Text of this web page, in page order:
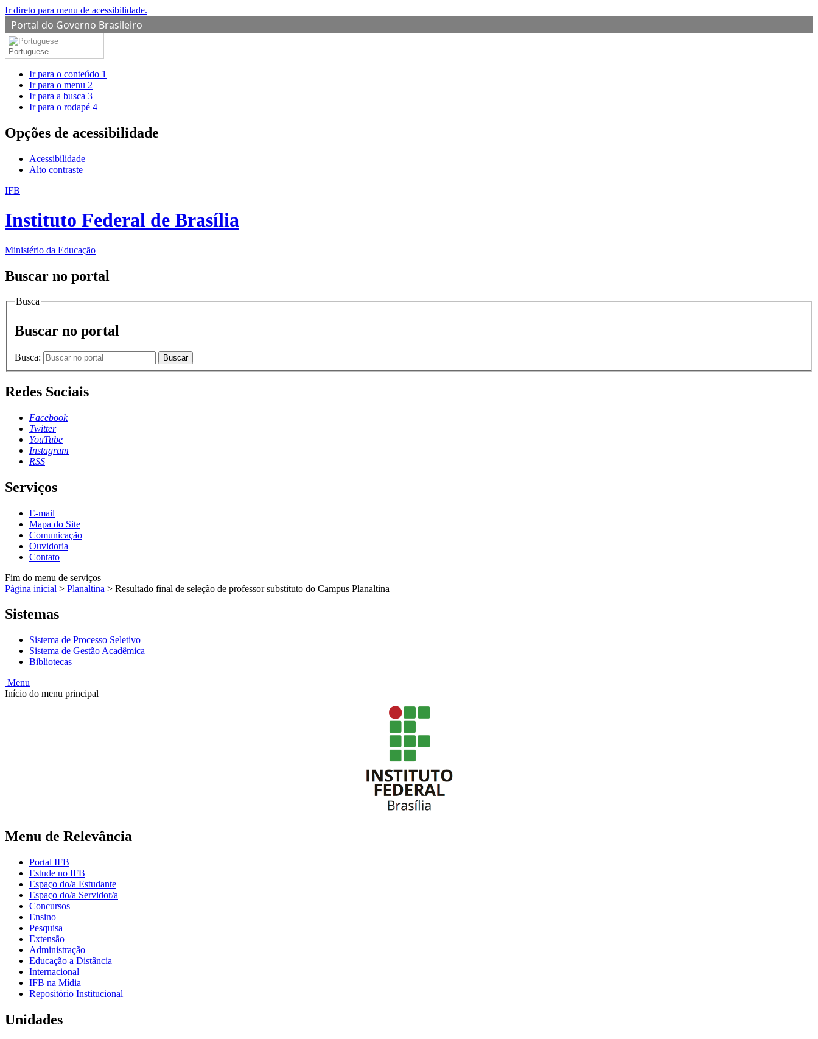
Ir direto para menu de acessibilidade.
Portal do Governo Brasileiro
Portuguese
Ir para o conteúdo 1
Ir para o menu 2
Ir para a busca 3
Ir para o rodapé 4
Opções de acessibilidade
Acessibilidade
Alto contraste
IFB
Instituto Federal de Brasília
Ministério da Educação
Buscar no portal
Busca
Buscar no portal
Busca: Buscar
Redes Sociais
Facebook
Twitter
YouTube
Instagram
RSS
Serviços
E-mail
Mapa do Site
Comunicação
Ouvidoria
Contato
Fim do menu de serviços
Página inicial > Planaltina > Resultado final de seleção de professor substituto do Campus Planaltina
Sistemas
Sistema de Processo Seletivo
Sistema de Gestão Acadêmica
Bibliotecas
Menu
Início do menu principal
Menu de Relevância
Portal IFB
Estude no IFB
Espaço do/a Estudante
Espaço do/a Servidor/a
Concursos
Ensino
Pesquisa
Extensão
Administração
Educação a Distância
Internacional
IFB na Mídia
Repositório Institucional
Unidades